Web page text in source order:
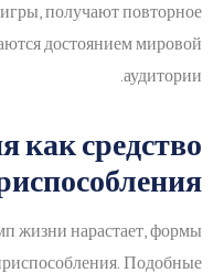
получают повторное
достоянием мировой
аудитории.
как средство
жизни нарастает, формы
Подобные